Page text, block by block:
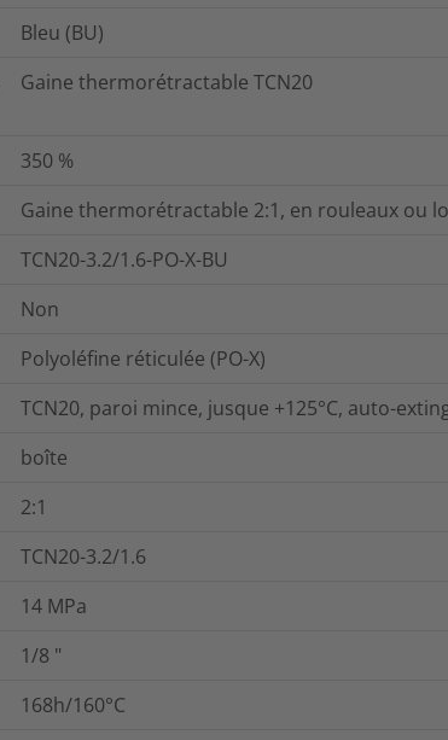
Bleu (BU)
Gaine thermorétractable TCN20
350 %
Gaine thermorétractable 2:1, en rouleaux ou
TCN20-3.2/1.6-PO-X-BU
Non
Polyoléfine réticulée (PO-X)
TCN20, paroi mince, jusque +125°C, auto-
boîte
2:1
TCN20-3.2/1.6
14 MPa
1/8 "
168h/160°C